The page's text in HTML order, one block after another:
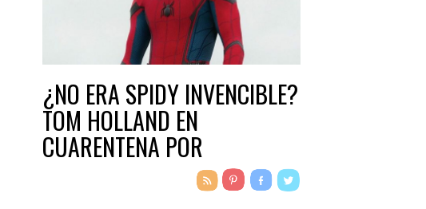
¿NO ERA SPIDY INVENCIBLE?
TOM HOLLAND EN
CUARENTENA POR
SOSPECHA DE COVID-19